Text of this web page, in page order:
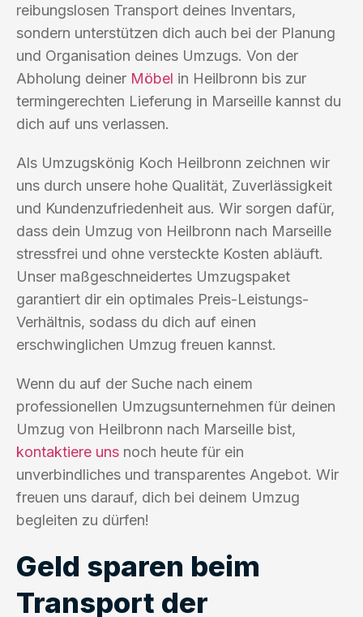
reibungslosen Transport deines Inventars,
sondern unterstützen dich auch bei der Planung
und Organisation deines Umzugs. Von der
Abholung deiner Möbel in Heilbronn bis zur
termingerechten Lieferung in Marseille kannst du
dich auf uns verlassen.
Als Umzugskönig Koch Heilbronn zeichnen wir
uns durch unsere hohe Qualität, Zuverlässigkeit
und Kundenzufriedenheit aus. Wir sorgen dafür,
dass dein Umzug von Heilbronn nach Marseille
stressfrei und ohne versteckte Kosten abläuft.
Unser maßgeschneidertes Umzugspaket
garantiert dir ein optimales Preis-Leistungs-
Verhältnis, sodass du dich auf einen
erschwinglichen Umzug freuen kannst.
Wenn du auf der Suche nach einem
professionellen Umzugsunternehmen für deinen
Umzug von Heilbronn nach Marseille bist,
kontaktiere uns noch heute für ein
unverbindliches und transparentes Angebot. Wir
freuen uns darauf, dich bei deinem Umzug
begleiten zu dürfen!
Geld sparen beim
Transport der